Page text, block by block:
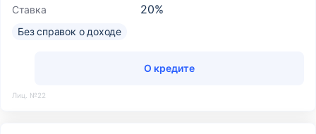
Ставка 20%
Без справок о доходе
О кредите
Лиц. №22